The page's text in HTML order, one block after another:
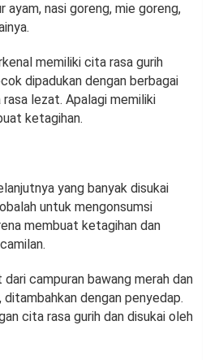
ayam, nasi goreng, mie goreng,
memiliki cita rasa gurih
dipadukan dengan berbagai
lezat. Apalagi memiliki
ketagihan.
yang banyak disukai
untuk mengonsumsi
membuat ketagihan dan
campuran bawang merah dan
ditambahkan dengan penyedap.
cita rasa gurih dan disukai oleh